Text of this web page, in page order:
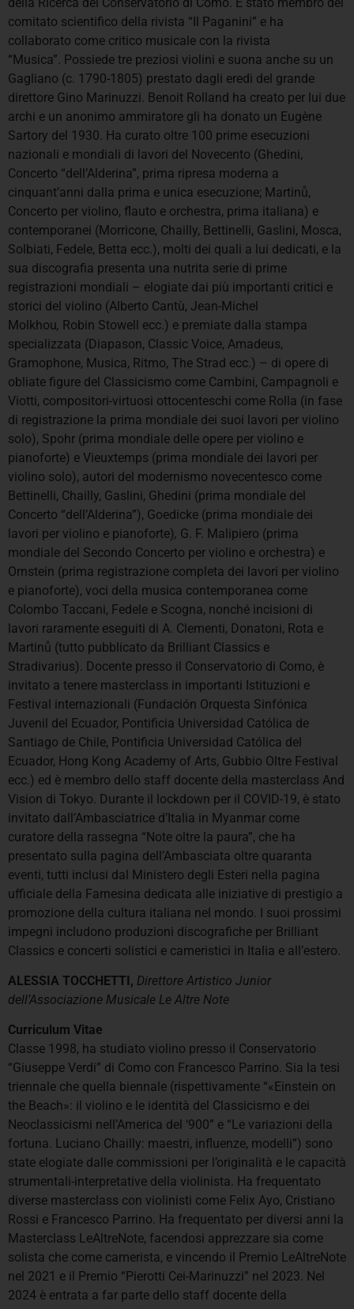
comitato scientifico della rivista “Il Paganini” e ha
collaborato come critico musicale con la rivista
“Musica”. Possiede tre preziosi violini e suona anche su un
Gagliano (c. 1790-1805) prestato dagli eredi del grande
direttore Gino Marinuzzi. Benoit Rolland ha creato per lui due
archi e un anonimo ammiratore gli ha donato un Eugène
Sartory del 1930. Ha curato oltre 100 prime esecuzioni
nazionali e mondiali di lavori del Novecento (Ghedini,
Concerto “dell’Alderina”, prima ripresa moderna a
cinquant’anni dalla prima e unica esecuzione; Martinů,
Concerto per violino, flauto e orchestra, prima italiana) e
contemporanei (Morricone, Chailly, Bettinelli, Gaslini, Mosca,
Solbiati, Fedele, Betta ecc.), molti dei quali a lui dedicati, e la
sua discografia presenta una nutrita serie di prime
registrazioni mondiali – elogiate dai più importanti critici e
storici del violino (Alberto Cantù, Jean-Michel
Molkhou, Robin Stowell ecc.) e premiate dalla stampa
specializzata (Diapason, Classic Voice, Amadeus,
Gramophone, Musica, Ritmo, The Strad ecc.) – di opere di
obliate figure del Classicismo come Cambini, Campagnoli e
Viotti, compositori-virtuosi ottocenteschi come Rolla (in fase
di registrazione la prima mondiale dei suoi lavori per violino
solo), Spohr (prima mondiale delle opere per violino e
pianoforte) e Vieuxtemps (prima mondiale dei lavori per
violino solo), autori del modernismo novecentesco come
Bettinelli, Chailly, Gaslini, Ghedini (prima mondiale del
Concerto “dell’Alderina”), Goedicke (prima mondiale dei
lavori per violino e pianoforte), G. F. Malipiero (prima
mondiale del Secondo Concerto per violino e orchestra) e
Ornstein (prima registrazione completa dei lavori per violino
e pianoforte), voci della musica contemporanea come
Colombo Taccani, Fedele e Scogna, nonché incisioni di
lavori raramente eseguiti di A. Clementi, Donatoni, Rota e
Martinů (tutto pubblicato da Brilliant Classics e
Stradivarius). Docente presso il Conservatorio di Como, è
invitato a tenere masterclass in importanti Istituzioni e
Festival internazionali (Fundación Orquesta Sinfónica
Juvenil del Ecuador, Pontificia Universidad Católica de
Santiago de Chile, Pontificia Universidad Católica del
Ecuador, Hong Kong Academy of Arts, Gubbio Oltre Festival
ecc.) ed è membro dello staff docente della masterclass And
Vision di Tokyo. Durante il lockdown per il COVID-19, è stato
invitato dall’Ambasciatrice d’Italia in Myanmar come
curatore della rassegna “Note oltre la paura”, che ha
presentato sulla pagina dell’Ambasciata oltre quaranta
eventi, tutti inclusi dal Ministero degli Esteri nella pagina
ufficiale della Farnesina dedicata alle iniziative di prestigio a
promozione della cultura italiana nel mondo. I suoi prossimi
impegni includono produzioni discografiche per Brilliant
Classics e concerti solistici e cameristici in Italia e all’estero.
ALESSIA TOCCHETTI, Direttore Artistico Junior
dell’Associazione Musicale Le Altre Note
Curriculum Vitae
Classe 1998, ha studiato violino presso il Conservatorio
“Giuseppe Verdi” di Como con Francesco Parrino. Sia la tesi
triennale che quella biennale (rispettivamente “«Einstein on
the Beach»: il violino e le identità del Classicismo e dei
Neoclassicismi nell’America del ‘900” e “Le variazioni della
fortuna. Luciano Chailly: maestri, influenze, modelli”) sono
state elogiate dalle commissioni per l’originalità e le capacità
strumentali-interpretative della violinista. Ha frequentato
diverse masterclass con violinisti come Felix Ayo, Cristiano
Rossi e Francesco Parrino. Ha frequentato per diversi anni la
Masterclass LeAltreNote, facendosi apprezzare sia come
solista che come camerista, e vincendo il Premio LeAltreNote
nel 2021 e il Premio “Pierotti Cei-Marinuzzi” nel 2023. Nel
2024 è entrata a far parte dello staff docente della